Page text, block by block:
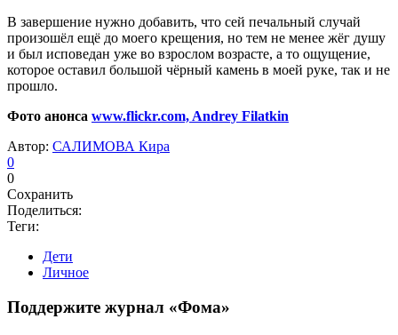
В завершение нужно добавить, что сей печальный случай
произошёл ещё до моего крещения, но тем не менее жёг душу
и был исповедан уже во взрослом возрасте, а то ощущение,
которое оставил большой чёрный камень в моей руке, так и не
прошло.
Фото анонса www.flickr.com, Andrey Filatkin
Автор: САЛИМОВА Кира
0
0
Сохранить
Поделиться:
Теги:
Дети
Личное
Поддержите журнал «Фома»